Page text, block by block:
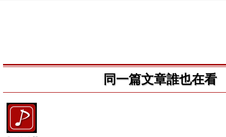
同一篇文章誰也在看